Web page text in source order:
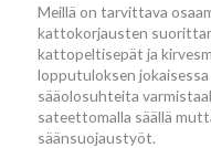
Meillä on tarvittava
kattokorjausten
kattopeltisepät ja
lopputuloksen
sääolosuhteita
sateettomalla säällä
säänsuojaustyöt.